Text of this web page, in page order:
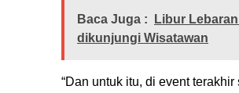
Baca Juga :
Libur
dikunjungi Wisatawan
“Dan untuk itu, di event